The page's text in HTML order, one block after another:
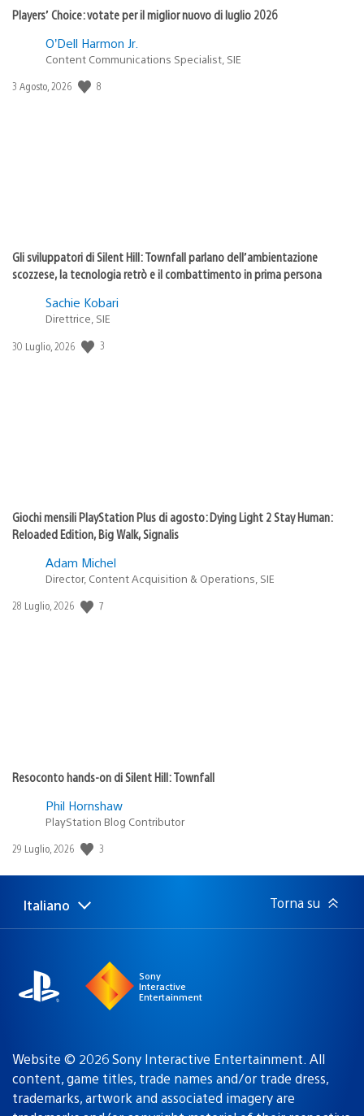
Players’ Choice: votate per il miglior nuovo di luglio 2026
O’Dell Harmon Jr.
Content Communications Specialist, SIE
Data
3 Agosto, 2026 8
Gli sviluppatori di Silent Hill: Townfall parlano dell’ambientazione
scozzese, la tecnologia retrò e il combattimento in prima persona
Sachie Kobari
Direttrice, SIE
Data
30 Luglio, 2026 3
Giochi mensili PlayStation Plus di agosto: Dying Light 2 Stay Human:
Reloaded Edition, Big Walk, Signalis
Adam Michel
Director, Content Acquisition & Operations, SIE
Data
28 Luglio, 2026 7
Resoconto hands-on di Silent Hill: Townfall
Phil Hornshaw
PlayStation Blog Contributor
Data
pubblicazione:
29 Luglio, 2026 3
Seleziona
una
Regione
attuale:
Italiano Torna su
Sony
Interactive
Entertainment
Website © 2026 Sony Interactive Entertainment. All
content, game titles, trade names and/or trade dress,
trademarks, artwork and associated imagery are